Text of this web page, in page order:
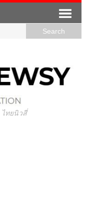
ไทยนิวสี่